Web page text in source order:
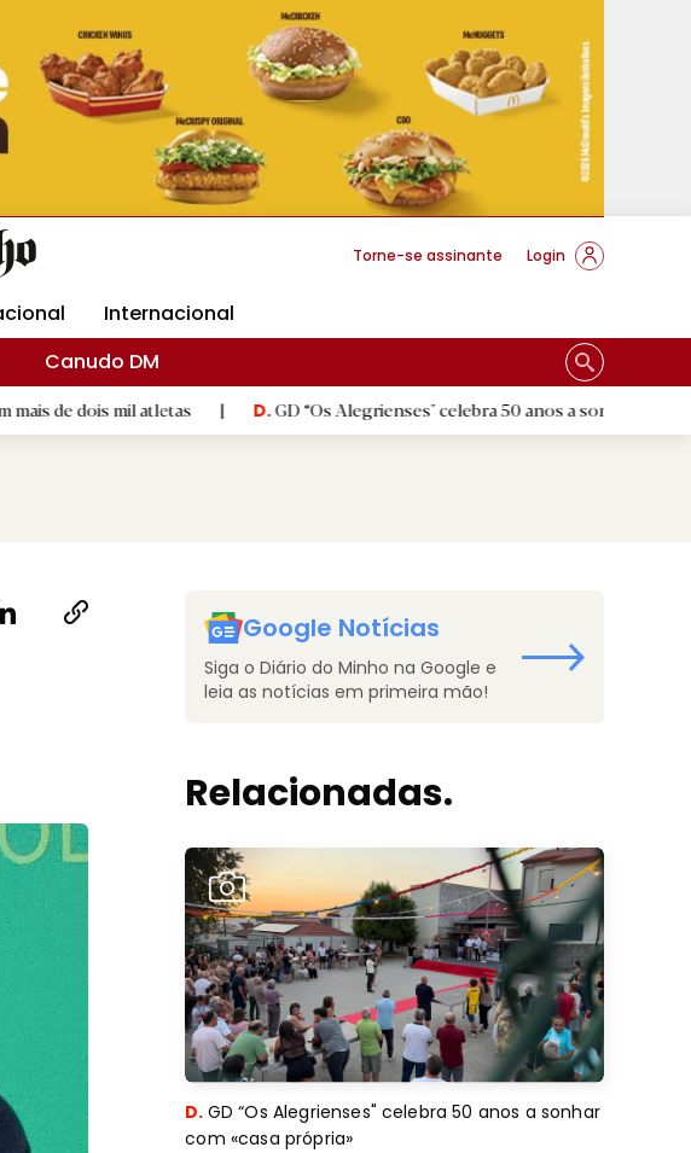
Arquidiocese Braga
Torne-se assinante Login
Internacional
Canudo DM
atletas | D.GD “Os Alegrienses" celebra 50 anos a sonhar com «casa própria»
Google Notícias
Siga o Diário do Minho na Google e
leia as notícias em primeira mão!
Relacionadas.
D. GD “Os Alegrienses" celebra 50 anos a sonhar
com «casa própria»